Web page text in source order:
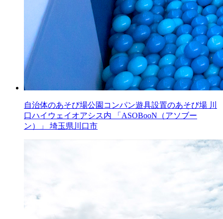
自治体のあそび場公園コンパン遊具設置のあそび場 川
口ハイウェイオアシス内 「ASOBooN（アソブー
ン）」
埼玉県川口市